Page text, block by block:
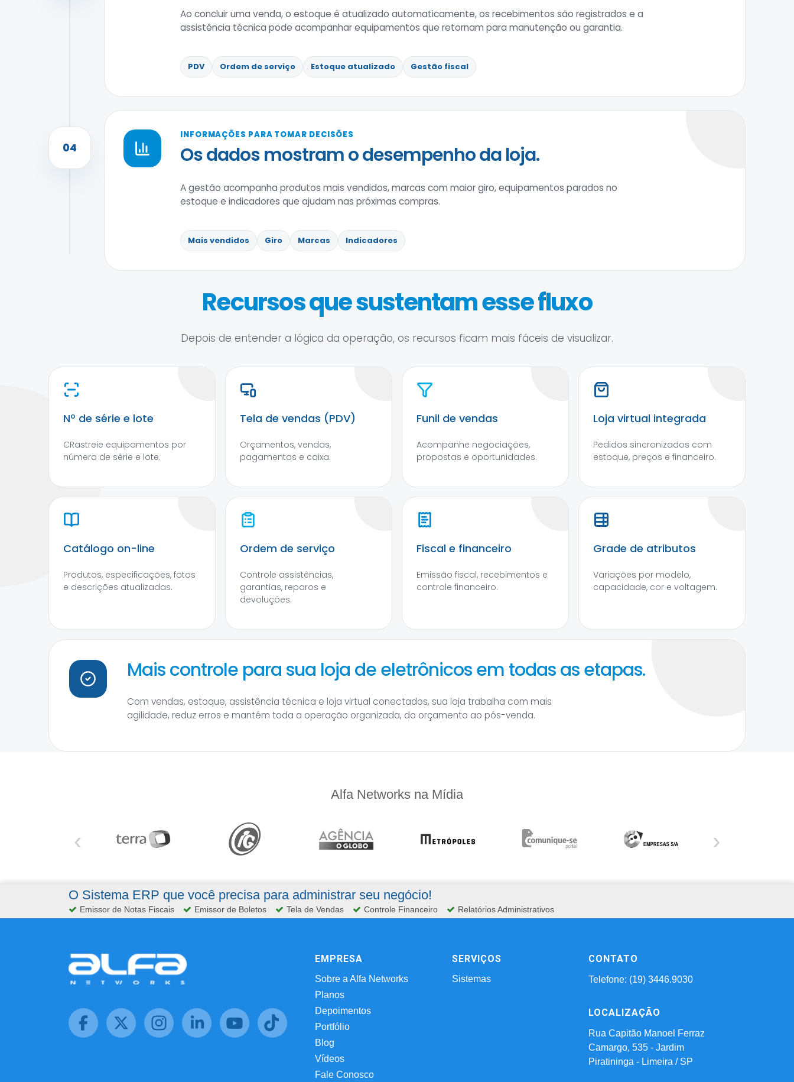
Ao concluir uma venda, o estoque é atualizado automaticamente, os recebimentos são registrados e a
assistência técnica pode acompanhar equipamentos que retornam para manutenção ou garantia.
PDV Ordem de serviço Estoque atualizado Gestão fiscal
04
INFORMAÇÕES PARA TOMAR DECISÕES
Os dados mostram o desempenho da loja.
A gestão acompanha produtos mais vendidos, marcas com maior giro, equipamentos parados no
estoque e indicadores que ajudam nas próximas compras.
Mais vendidos Giro Marcas Indicadores
Recursos que sustentam esse fluxo
Depois de entender a lógica da operação, os recursos ficam mais fáceis de visualizar.
Nº de série e lote
CRastreie equipamentos por
número de série e lote.
Tela de vendas (PDV)
Orçamentos, vendas,
pagamentos e caixa.
Funil de vendas
Acompanhe negociações,
propostas e oportunidades.
Loja virtual integrada
Pedidos sincronizados com
estoque, preços e financeiro.
Catálogo on-line
Produtos, especificações, fotos
e descrições atualizadas.
Ordem de serviço
Controle assistências,
garantias, reparos e
devoluções.
Fiscal e financeiro
Emissão fiscal, recebimentos e
controle financeiro.
Grade de atributos
Variações por modelo,
capacidade, cor e voltagem.
Mais controle para sua loja de eletrônicos em todas as etapas.
Com vendas, estoque, assistência técnica e loja virtual conectados, sua loja trabalha com mais
agilidade, reduz erros e mantém toda a operação organizada, do orçamento ao pós-venda.
Alfa Networks na Mídia
‹ ›
O Sistema ERP que você precisa para administrar seu negócio!
Emissor de Notas Fiscais Emissor de Boletos Tela de Vendas Controle Financeiro Relatórios Administrativos
EMPRESA
Sobre a Alfa Networks
Planos
Depoimentos
Portfólio
Blog
Vídeos
Fale Conosco
SERVIÇOS
Sistemas
CONTATO
Telefone: (19) 3446.9030
LOCALIZAÇÃO
Rua Capitão Manoel Ferraz
Camargo, 535 - Jardim
Piratininga - Limeira / SP